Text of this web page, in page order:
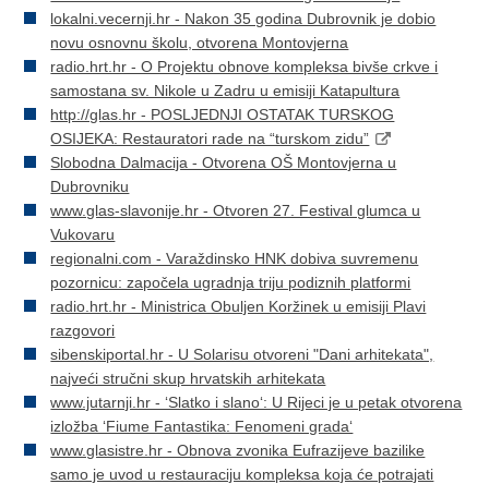
lokalni.vecernji.hr - Nakon 35 godina Dubrovnik je dobio
novu osnovnu školu, otvorena Montovjerna
radio.hrt.hr - O Projektu obnove kompleksa bivše crkve i
samostana sv. Nikole u Zadru u emisiji Katapultura
http://glas.hr - POSLJEDNJI OSTATAK TURSKOG
OSIJEKA: Restauratori rade na “turskom zidu”
Slobodna Dalmacija - Otvorena OŠ Montovjerna u
Dubrovniku
www.glas-slavonije.hr - Otvoren 27. Festival glumca u
Vukovaru
regionalni.com - Varaždinsko HNK dobiva suvremenu
pozornicu: započela ugradnja triju podiznih platformi
radio.hrt.hr - Ministrica Obuljen Koržinek u emisiji Plavi
razgovori
sibenskiportal.hr - U Solarisu otvoreni "Dani arhitekata",
najveći stručni skup hrvatskih arhitekata
www.jutarnji.hr - ‘Slatko i slano‘: U Rijeci je u petak otvorena
izložba ‘Fiume Fantastika: Fenomeni grada‘
www.glasistre.hr - Obnova zvonika Eufrazijeve bazilike
samo je uvod u restauraciju kompleksa koja će potrajati